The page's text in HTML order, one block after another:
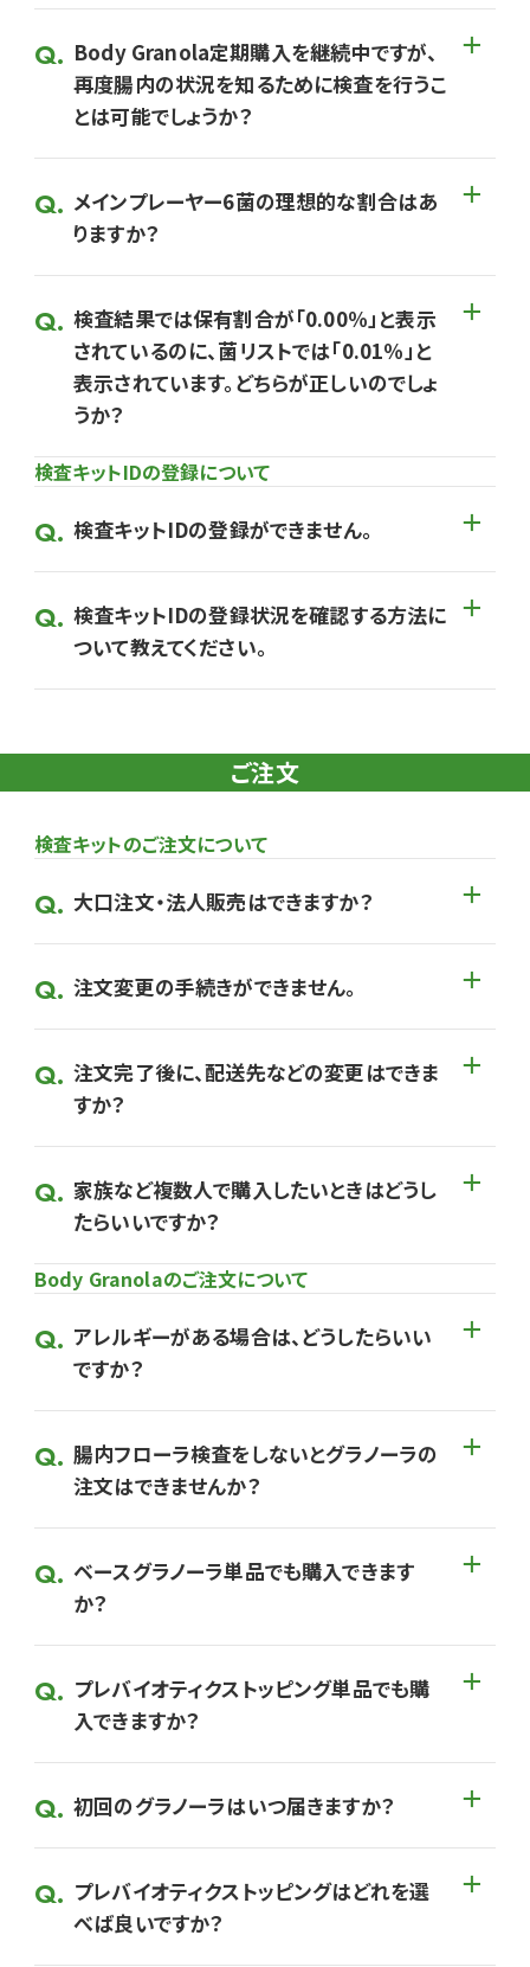
Body Granola定期購入を継続中ですが、
再度腸内の状況を知るために検査を行うこ
とは可能でしょうか？
メインプレーヤー6菌の理想的な割合はあ
りますか？
検査結果では保有割合が「0.00％」と表示
されているのに、菌リストでは「0.01％」と
表示されています。どちらが正しいのでしょ
うか？
検査キットIDの登録について
検査キットIDの登録ができません。
検査キットIDの登録状況を確認する方法に
ついて教えてください。
ご注文
検査キットのご注文について
大口注文・法人販売はできますか？
注文変更の手続きができません。
注文完了後に、配送先などの変更はできま
すか？
家族など複数人で購入したいときはどうし
たらいいですか？
Body Granolaのご注文について
アレルギーがある場合は、どうしたらいい
ですか？
腸内フローラ検査をしないとグラノーラの
注文はできませんか？
ベースグラノーラ単品でも購入できます
か？
プレバイオティクストッピング単品でも購
入できますか？
初回のグラノーラはいつ届きますか？
プレバイオティクストッピングはどれを選
べば良いですか？